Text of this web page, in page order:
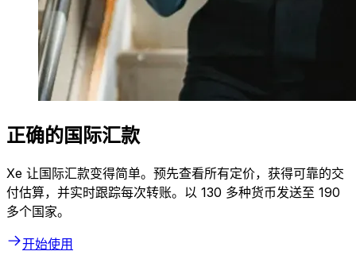
正确的国际汇款
Xe 让国际汇款变得简单。预先查看所有定价，获得可靠的交
付估算，并实时跟踪每次转账。以 130 多种货币发送至 190
多个国家。
开始使用